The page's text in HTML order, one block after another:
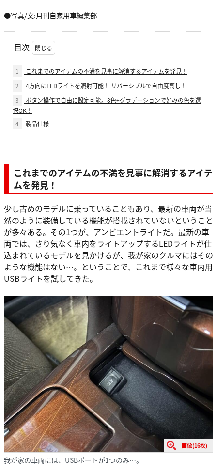
●写真/文:月刊自家用車編集部
目次
1
これまでのアイテムの不満を見事に解消するアイテムを発見！
2
4方向にLEDライトを照射可能！ リバーシブルで自由度高し！
3
ボタン操作で自由に設定可能。8色+グラデーションで好みの色を選
択OK！
4
製品仕様
これまでのアイテムの不満を見事に解消するアイテ
ムを発見！
少し古めのモデルに乗っていることもあり、最新の車両が当
然のように装備している機能が搭載されていないということ
が多々ある。その1つが、アンビエントライトだ。最新の車
両では、さり気なく車内をライトアップするLEDライトが仕
込まれているモデルを見かけるが、我が家のクルマにはその
ような機能はない…。ということで、これまで様々な車内用
USBライトを試してきた。
画像(16枚)
我が家の車両には、USBポートが1つのみ…。